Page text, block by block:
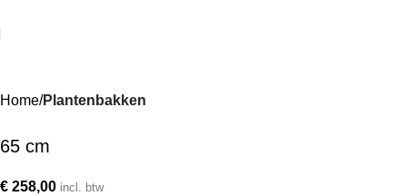
Home Plantenbakken
65 cm
€ 258,00 incl. btw